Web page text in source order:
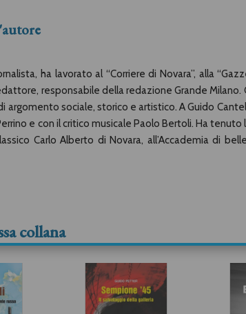
ha lavorato al “Corriere di Novara”, alla
responsabile della redazione Grande
argomento sociale, storico e artistico. A Guido
e con il critico musicale Paolo Bertoli. Ha
Carlo Alberto di Novara, all’Accademia di
collana